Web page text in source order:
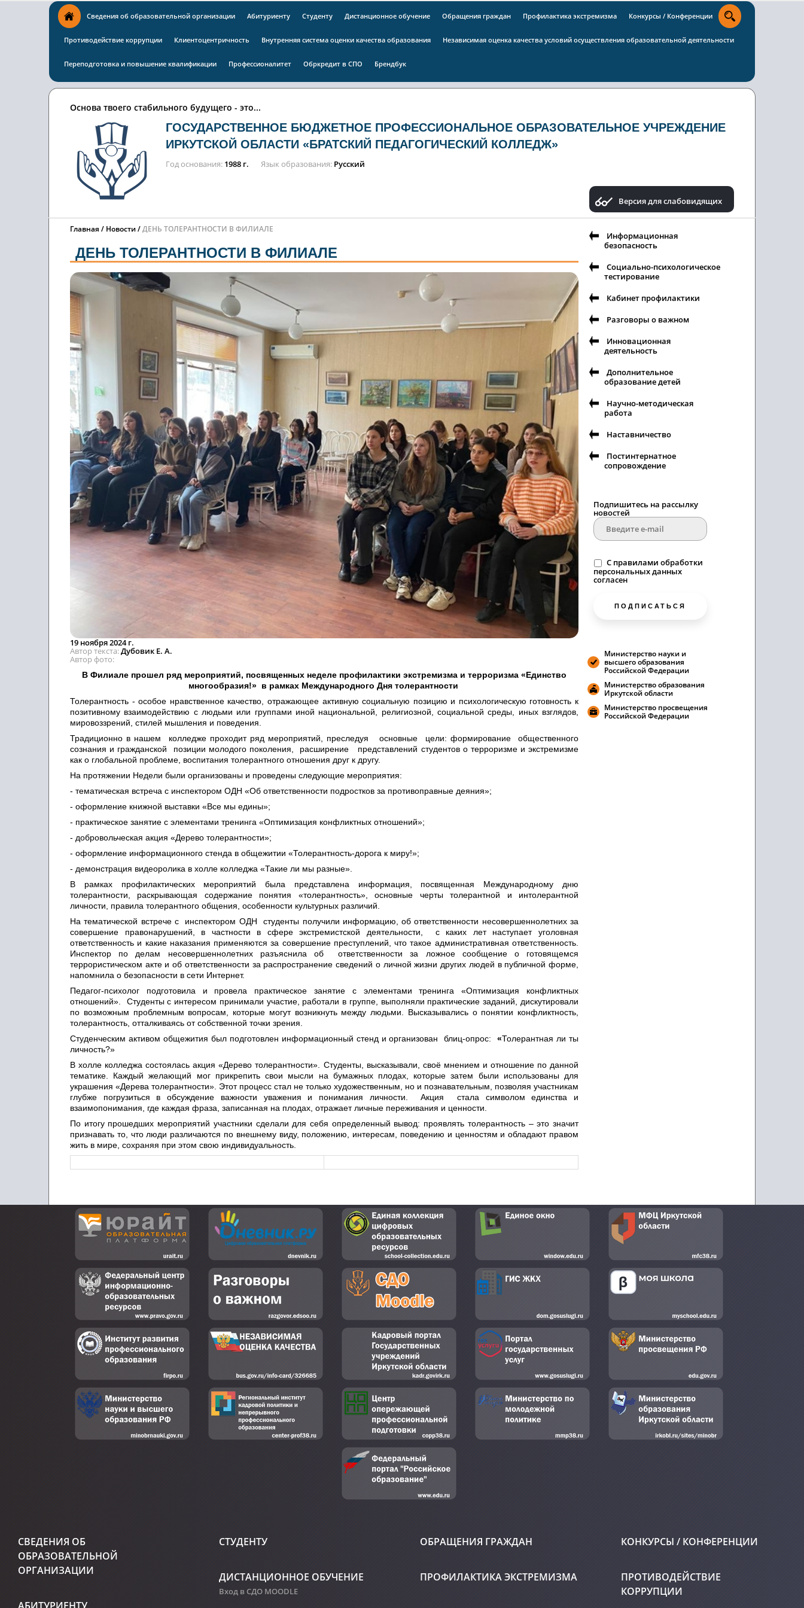
Сведения об образовательной организации Абитуриенту Студенту Дистанционное обучение Обращения граждан Профилактика экстремизма Конкурсы / Конференции
Противодействие коррупции Клиентоцентричность Внутренняя система оценки качества образования Независимая оценка качества условий осуществления образовательной деятельности
Переподготовка и повышение квалификации Профессионалитет Обркредит в СПО Брендбук
Основа твоего стабильного будущего - это...
ГОСУДАРСТВЕННОЕ БЮДЖЕТНОЕ ПРОФЕССИОНАЛЬНОЕ ОБРАЗОВАТЕЛЬНОЕ УЧРЕЖДЕНИЕ
ИРКУТСКОЙ ОБЛАСТИ «БРАТСКИЙ ПЕДАГОГИЧЕСКИЙ КОЛЛЕДЖ»
Год основания 1988 г. Язык образования Русский
Версия для слабовидящих
Главная Новости ДЕНЬ ТОЛЕРАНТНОСТИ В ФИЛИАЛЕ
ДЕНЬ ТОЛЕРАНТНОСТИ В ФИЛИАЛЕ
19 ноября 2024 г.
Автор текста Дубовик Е. А.
Автор фото
В Филиале прошел ряд мероприятий, посвященных неделе профилактики экстремизма и терроризма «Единство
многообразия!» в рамках Международного Дня толерантности
Толерантность - особое нравственное качество, отражающее активную социальную позицию и психологическую готовность к
позитивному взаимодействию с людьми или группами иной национальной, религиозной, социальной среды, иных взглядов,
мировоззрений, стилей мышления и поведения.
Традиционно в нашем колледже проходит ряд мероприятий, преследуя основные цели: формирование общественного
сознания и гражданской позиции молодого поколения, расширение представлений студентов о терроризме и экстремизме
как о глобальной проблеме, воспитания толерантного отношения друг к другу.
На протяжении Недели были организованы и проведены следующие мероприятия:
- тематическая встреча с инспектором ОДН «Об ответственности подростков за противоправные деяния»;
- оформление книжной выставки «Все мы едины»;
- практическое занятие с элементами тренинга «Оптимизация конфликтных отношений»;
- добровольческая акция «Дерево толерантности»;
- оформление информационного стенда в общежитии «Толерантность-дорога к миру!»;
- демонстрация видеоролика в холле колледжа «Такие ли мы разные».
В рамках профилактических мероприятий была представлена информация, посвященная Международному дню
толерантности, раскрывающая содержание понятия «толерантность», основные черты толерантной и интолерантной
личности, правила толерантного общения, особенности культурных различий.
На тематической встрече с инспектором ОДН студенты получили информацию, об ответственности несовершеннолетних за
совершение правонарушений, в частности в сфере экстремистской деятельности, с каких лет наступает уголовная
ответственность и какие наказания применяются за совершение преступлений, что такое административная ответственность.
Инспектор по делам несовершеннолетних разъяснила об ответственности за ложное сообщение о готовящемся
террористическом акте и об ответственности за распространение сведений о личной жизни других людей в публичной форме,
напомнила о безопасности в сети Интернет.
Педагог-психолог подготовила и провела практическое занятие с элементами тренинга «Оптимизация конфликтных
отношений». Студенты с интересом принимали участие, работали в группе, выполняли практические заданий, дискутировали
по возможным проблемным вопросам, которые могут возникнуть между людьми. Высказывались о понятии конфликтность,
толерантность, отталкиваясь от собственной точки зрения.
Студенческим активом общежития был подготовлен информационный стенд и организован блиц-опрос:«Толерантная ли ты
личность?»
В холле колледжа состоялась акция «Дерево толерантности». Студенты, высказывали, своё мнением и отношение по данной
тематике. Каждый желающий мог прикрепить свои мысли на бумажных плодах, которые затем были использованы для
украшения «Дерева толерантности». Этот процесс стал не только художественным, но и познавательным, позволяя участникам
глубже погрузиться в обсуждение важности уважения и понимания личности. Акция стала символом единства и
взаимопонимания, где каждая фраза, записанная на плодах, отражает личные переживания и ценности.
По итогу прошедших мероприятий участники сделали для себя определенный вывод: проявлять толерантность – это значит
признавать то, что люди различаются по внешнему виду, положению, интересам, поведению и ценностям и обладают правом
жить в мире, сохраняя при этом свою индивидуальность.
Информационная
безопасность
Социально-психологическое
тестирование
Кабинет профилактики
Разговоры о важном
Инновационная
деятельность
Дополнительное
образование детей
Научно-методическая
работа
Наставничество
Постинтернатное
сопровождение
Подпишитесь на рассылку
новостей
C правилами обработки
персональных данных
согласен
ПОДПИСАТЬСЯ
Министерство науки и
высшего образования
Российской Федерации
Министерство образования
Иркутской области
Министерство просвещения
Российской Федерации
СВЕДЕНИЯ ОБ
ОБРАЗОВАТЕЛЬНОЙ
ОРГАНИЗАЦИИ
СТУДЕНТУ
ДИСТАНЦИОННОЕ ОБУЧЕНИЕ
Вход в СДО MOODLE
ОБРАЩЕНИЯ ГРАЖДАН
ПРОФИЛАКТИКА ЭКСТРЕМИЗМА
КОНКУРСЫ / КОНФЕРЕНЦИИ
ПРОТИВОДЕЙСТВИЕ
КОРРУПЦИИ